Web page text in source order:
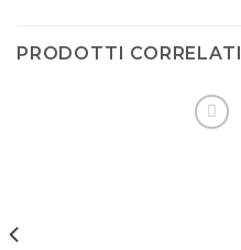
PRODOTTI CORRELATI